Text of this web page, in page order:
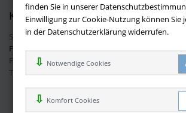
finden Sie in unserer
Einwilligung zur Cookie-Nutzung können Sie
in der Datenschutzerklärung widerrufen.
Notwendige Cookies
Komfort Cookies
Kontakt
Sie haben Fragen?Hier finden Sie Antworten auf
Fragen.
Fragen per E-Mail:
Telefon: +49 (0)9209 20 23 188
Ihre Vorteile bei uns
Kostenloser Versand innerhalb Deutschlands